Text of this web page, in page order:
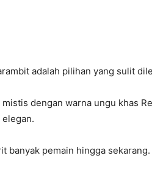
adalah pilihan yang sulit
dengan warna ungu khas
banyak pemain hingga sekarang.